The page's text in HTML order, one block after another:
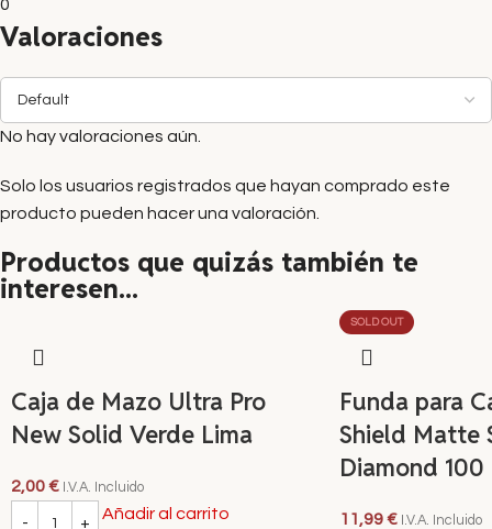
0
Valoraciones
No hay valoraciones aún.
Solo los usuarios registrados que hayan comprado este
producto pueden hacer una valoración.
Productos que quizás también te
interesen...
Caja de Mazo Ultra Pro
New Solid Verde Lima
2,00€ I.V.A. Incluido
Añadir al carrito
SOLD OUT
Funda para
Shield Matte
Diamond
11,99€ I.V.A. Incluido